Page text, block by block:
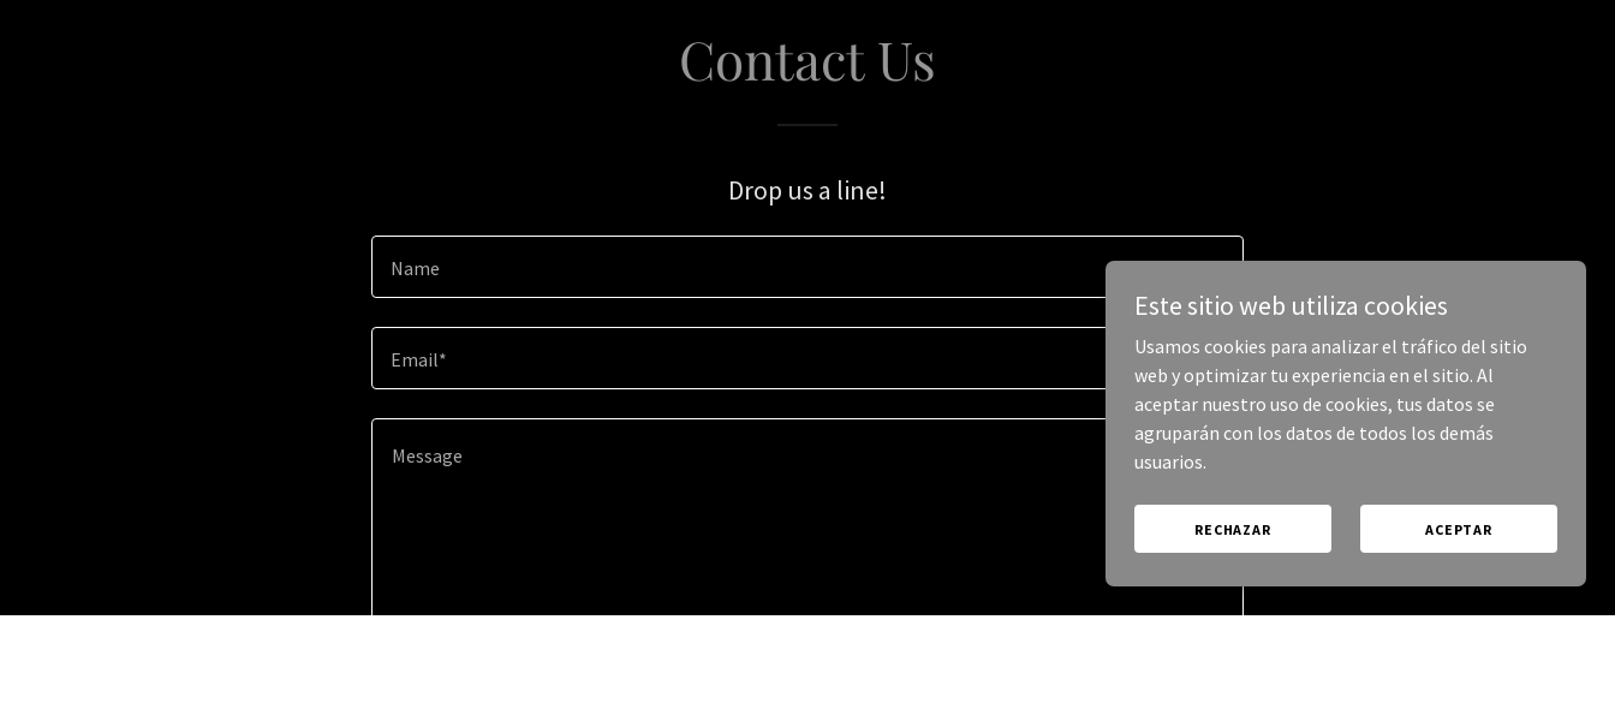
Contact Us
Drop us a line!
Name
Email*
Este sitio web utiliza cookies
Usamos cookies para analizar el tráfico del sitio
web y optimizar tu experiencia en el sitio. Al
aceptar nuestro uso de cookies, tus datos se
agruparán con los datos de todos los demás
usuarios.
RECHAZAR ACEPTAR